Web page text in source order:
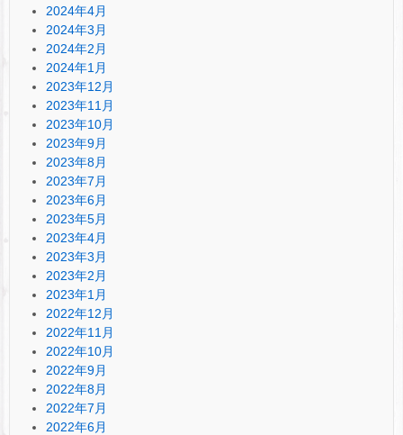
2024年4月
2024年3月
2024年2月
2024年1月
2023年12月
2023年11月
2023年10月
2023年9月
2023年8月
2023年7月
2023年6月
2023年5月
2023年4月
2023年3月
2023年2月
2023年1月
2022年12月
2022年11月
2022年10月
2022年9月
2022年8月
2022年7月
2022年6月